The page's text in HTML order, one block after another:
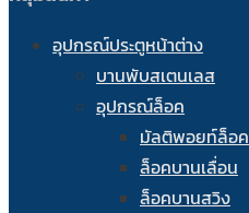
อุปกรณ์ประตูหน้าต่าง
บานพับสเตนเลส
อุปกรณ์ล็อค
มัลติพอยท์ล็อค
ล็อคบานเลื่อน
ล็อคบานสวิง